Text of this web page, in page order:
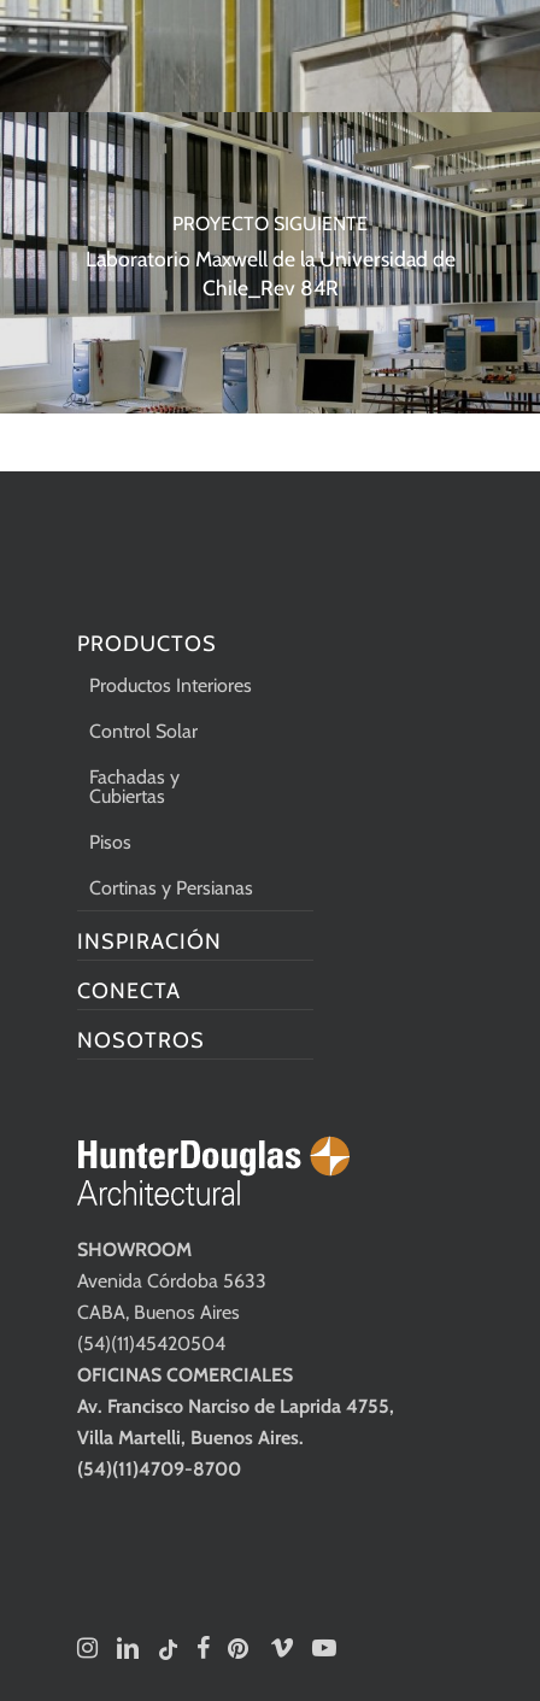
PROYECTO SIGUIENTE
Laboratorio Maxwell de la Universidad de
Chile_Rev 84R
SHOWROOM
Avenida Córdoba 5633
CABA, Buenos Aires
(54)(11)45420504
OFICINAS COMERCIALES
Av. Francisco Narciso de Laprida 4755,
Villa Martelli, Buenos Aires.
(54)(11)4709-8700
PRODUCTOS
Productos Interiores
Control Solar
Fachadas y
Cubiertas
Pisos
Cortinas y Persianas
INSPIRACIÓN
CONECTA
NOSOTROS